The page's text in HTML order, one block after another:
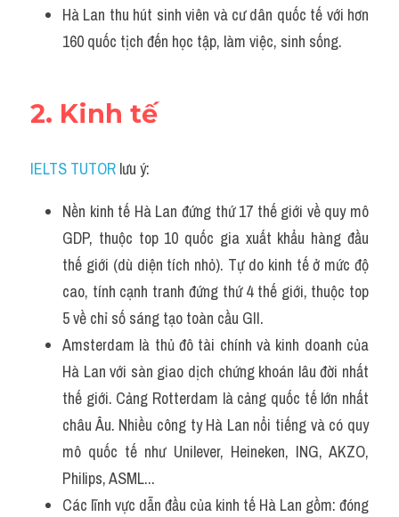
Hà Lan thu hút sinh viên và cư dân quốc tế với hơn
160 quốc tịch đến học tập, làm việc, sinh sống.
2. Kinh tế
IELTS TUTOR lưu ý:
Nền kinh tế Hà Lan đứng thứ 17 thế giới về quy mô
GDP, thuộc top 10 quốc gia xuất khẩu hàng đầu
thế giới (dù diện tích nhỏ). Tự do kinh tế ở mức độ
cao, tính cạnh tranh đứng thứ 4 thế giới, thuộc top
5 về chỉ số sáng tạo toàn cầu GII.
Amsterdam là thủ đô tài chính và kinh doanh của
Hà Lan với sàn giao dịch chứng khoán lâu đời nhất
thế giới. Cảng Rotterdam là cảng quốc tế lớn nhất
châu Âu. Nhiều công ty Hà Lan nổi tiếng và có quy
mô quốc tế như Unilever, Heineken, ING, AKZO,
Philips, ASML...
Các lĩnh vực dẫn đầu của kinh tế Hà Lan gồm: đóng